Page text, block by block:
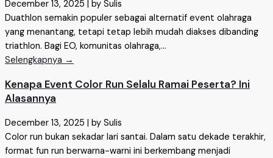
December 13, 2025
by Sulis
Duathlon semakin populer sebagai alternatif event olahraga
yang menantang, tetapi tetap lebih mudah diakses dibanding
triathlon. Bagi EO, komunitas olahraga,...
Selengkapnya →
Kenapa Event Color Run Selalu Ramai Peserta? Ini
Alasannya
December 13, 2025 | by Sulis
Color run bukan sekadar lari santai. Dalam satu dekade terakhir,
format fun run berwarna-warni ini berkembang menjadi